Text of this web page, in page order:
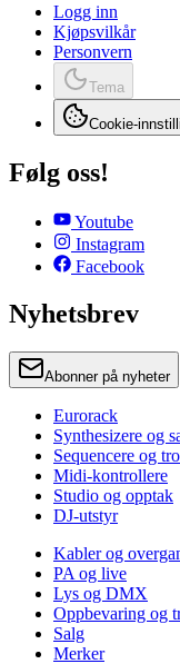
Logg inn
Kjøpsvilkår
Personvern
Tema
Cookie-
Følg oss!
Youtube
Instagram
Facebook
Nyhetsbrev
Abonner på nyheter
Eurorack
Synthesizere og
Sequencere og
Midi-kontrollere
Studio og opptak
DJ-utstyr
Kabler og
PA og live
Lys og DMX
Oppbevaring og
Salg
Merker